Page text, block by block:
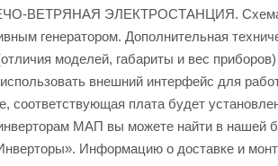
ВЕТРЯНАЯ ЭЛЕКТРОСТАНЦИЯ. Схема
генератором. Дополнительная
моделей, габариты и вес
внешний интерфейс для
плата будет
МАП вы можете найти в нашей
Информацию о доставке и